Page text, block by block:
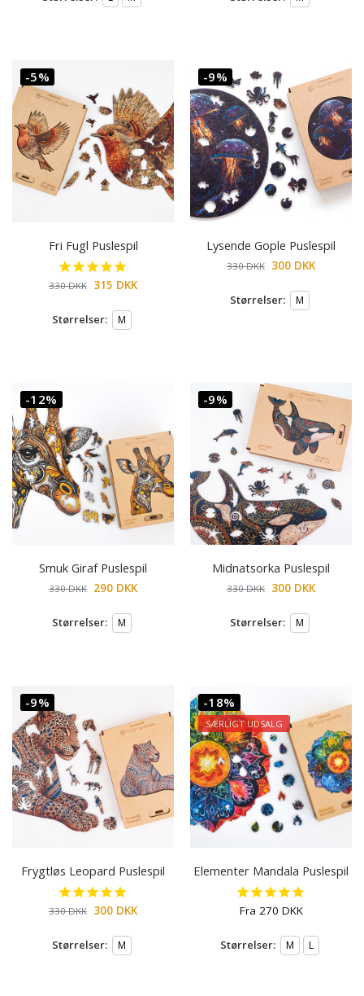
-5%
Fri Fugl Puslespil
330DKK 315 DKK
Størrelser: M
-9%
Lysende Gople Puslespil
330DKK 300 DKK
Størrelser: M
-12%
Smuk Giraf Puslespil
330DKK 290 DKK
Størrelser: M
-9%
Midnatsorka Puslespil
330DKK 300 DKK
Størrelser: M
-9%
Frygtløs Leopard Puslespil
330DKK 300 DKK
Størrelser: M
-18%
SÆRLIGT UDSALG
Elementer Mandala Puslespil
Fra 270 DKK
Størrelser: M L